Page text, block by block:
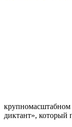
диктант», который